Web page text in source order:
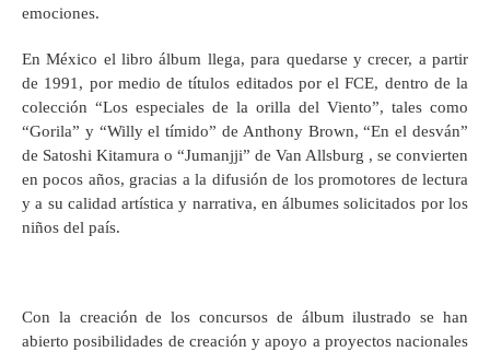
emociones.
En México el libro álbum llega, para quedarse y crecer, a partir
de 1991, por medio de títulos editados por el FCE, dentro de la
colección “Los especiales de la orilla del Viento”, tales como
“Gorila” y “Willy el tímido” de Anthony Brown, “En el desván”
de Satoshi Kitamura o “Jumanjji” de Van Allsburg , se convierten
en pocos años, gracias a la difusión de los promotores de lectura
y a su calidad artística y narrativa, en álbumes solicitados por los
niños del país.
Con la creación de los concursos de álbum ilustrado se han
abierto posibilidades de creación y apoyo a proyectos nacionales